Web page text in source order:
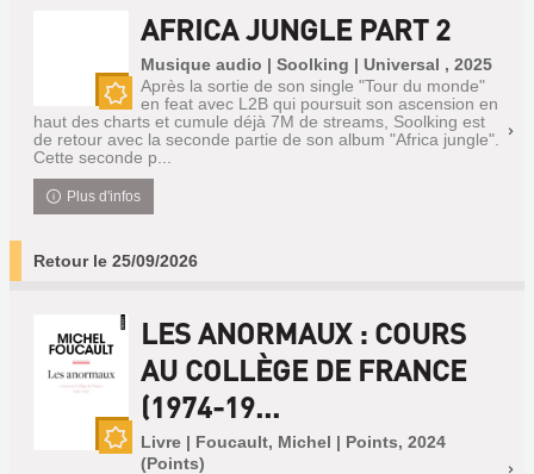
Nouveauté
AFRICA JUNGLE PART 2
Musique audio | Soolking | Universal , 2025
Après la sortie de son single "Tour du monde"
en feat avec L2B qui poursuit son ascension en
haut des charts et cumule déjà 7M de streams, Soolking est
de retour avec la seconde partie de son album "Africa jungle".
Cette seconde p...
Plus d'infos
Retour le 25/09/2026
LES ANORMAUX : COURS
AU COLLÈGE DE FRANCE
(1974-19...
Livre | Foucault, Michel | Points, 2024
(Points)